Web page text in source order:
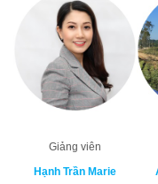
Giảng viên
Hạnh Trần Marie